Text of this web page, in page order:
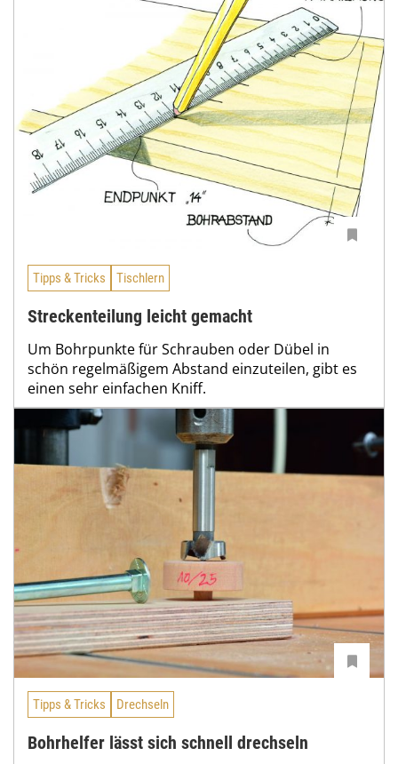
Tipps & Tricks Tischlern
Streckenteilung leicht gemacht
Um Bohrpunkte für Schrauben oder Dübel in
schön regelmäßigem Abstand einzuteilen, gibt es
einen sehr einfachen Kniff.
Tipps & Tricks Drechseln
Bohrhelfer lässt sich schnell drechseln